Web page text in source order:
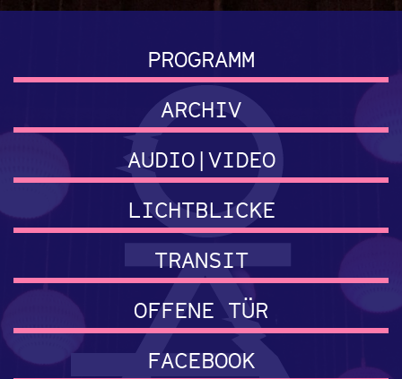
PROGRAMM
ARCHIV
AUDIO|VIDEO
LICHTBLICKE
TRANSIT
OFFENE TÜR
FACEBOOK